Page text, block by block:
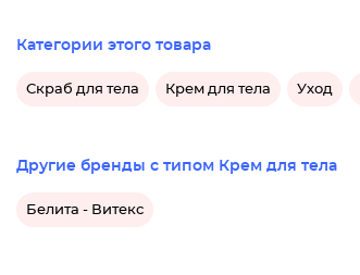
Категории этого товара
Скраб для тела Крем для тела Уход
Другие бренды с типом Крем для тела
Белита - Витекс